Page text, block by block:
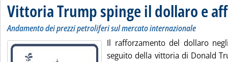
Vittoria Trump spinge il dollaro e
Andamento dei prezzi petroliferi sul mercato internazionale
Il rafforzamento del dollaro
seguito della vittoria di Donald